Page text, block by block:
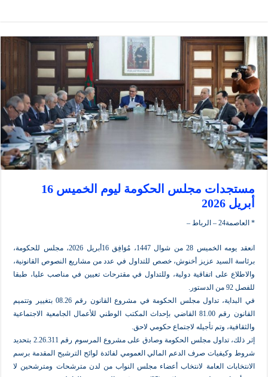
مستجدات مجلس الحكومة ليوم الخميس 16
انعقد يومه الخميس 28 من شوال 1447، مُوَافِق 16أبريل 2026، مجلس للحكومة،
عزيز أخنوش، خصص للتداول في عدد من مشاريع النصوص القانونية،
على اتفاقية دولية، وللتداول في مقترحات تعيين في مناصب عليا، طبقا
في البداية، تداول مجلس الحكومة في مشروع القانون رقم 08.26 بتغيير وتتميم
القانون رقم 81.00 القاضي بإحداث المكتب الوطني للأعمال الجامعية الاجتماعية
وتم تأجيله لاجتماع حكومي لاحق.
إثر ذلك، تداول مجلس الحكومة وصادق على مشروع المرسوم رقم 2.26.311 بتحديد
صرف الدعم المالي العمومي لفائدة لوائح الترشيح المقدمة برسم
العامة لانتخاب أعضاء مجلس النواب من لدن مترشحات ومترشحين لا